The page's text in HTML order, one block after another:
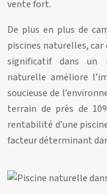
vente fort.
De plus en plus de
piscines naturelles,
significatif dans un
naturelle améliore
soucieuse de
terrain de près de
rentabilité d’une
facteur déterminant